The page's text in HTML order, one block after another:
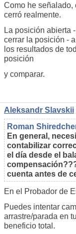
Como he señalado,
cerró realmente.
La posición abierta
cerrar la posición -
los resultados de
posición
y comparar.
Aleksandr Slavskii
Roman
En general,
contabilizar
el día desde el
cuenta antes de
En el Probador de
Puedes intentar
arrastre/parada en
beneficio total.